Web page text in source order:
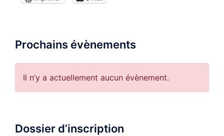
Prochains évènements
Il n’y a actuellement aucun évènement.
Dossier d’inscription